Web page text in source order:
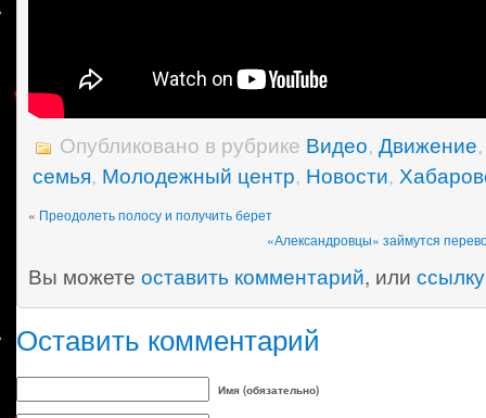
Опубликовано в рубрике Видео, Движение
семья, Молодежный центр, Новости,
« Преодолеть полосу и получить берет
«Александровцы» займутся
Вы можете оставить комментарий, или ссылку
Оставить комментарий
Имя (обязательно)